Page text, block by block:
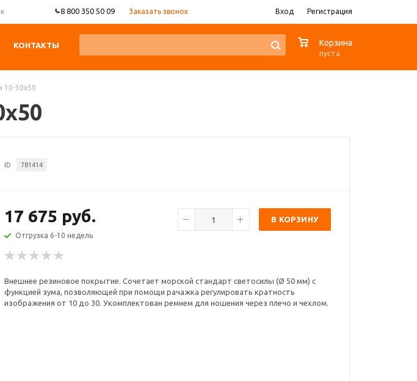
8 800 350 50 09 Заказать звонок Вход Регистрация
КОНТАКТЫ Корзина
пуста
10-30x50
ID 781414
17 675 руб.
Отгрузка 6-10 недель
В КОРЗИНУ
Внешнее резиновое покрытие. Сочетает морской стандарт светосилы (Ø 50 мм) с
функцией зума, позволяющей при помощи рачажка регулировать кратность
изображения от 10 до 30. Укомплектован ремнем для ношения через плечо и чехлом.